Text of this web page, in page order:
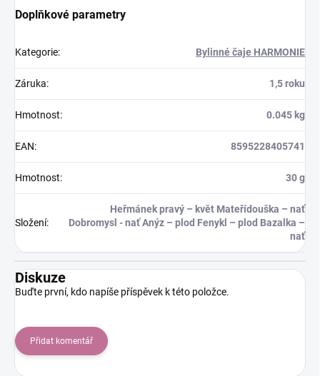
Doplňkové parametry
Kategorie: Bylinné čaje HARMONIE
Záruka: 1,5 roku
Hmotnost: 0.045 kg
EAN: 8595228405741
Hmotnost: 30 g
Složení:
Heřmánek pravý – květ Mateřídouška – nať
Dobromysl - nať Anýz – plod Fenykl – plod Bazalka –
nať
Diskuze
Buďte první, kdo napíše příspěvek k této položce.
Přidat komentář